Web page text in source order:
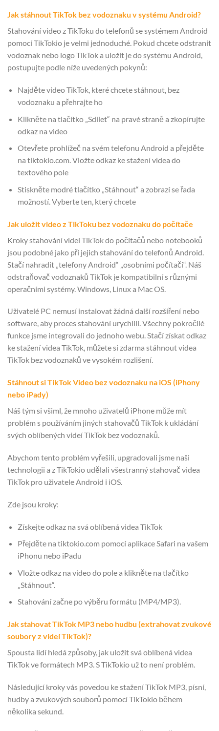
Jak stáhnout TikTok bez vodoznaku v systému Android?
Stahování video z TikToku do telefonů se systémem Android
pomocí TikTokio je velmi jednoduché. Pokud chcete odstranit
vodoznak nebo logo TikTok a uložit je do systému Android,
postupujte podle níže uvedených pokynů:
Najděte video TikTok, které chcete stáhnout, bez
vodoznaku a přehrajte ho
Klikněte na tlačítko „Sdílet“ na pravé straně a zkopírujte
odkaz na video
Otevřete prohlížeč na svém telefonu Android a přejděte
na tiktokio.com. Vložte odkaz ke stažení videa do
textového pole
Stiskněte modré tlačítko „Stáhnout“ a zobrazí se řada
možností. Vyberte ten, který chcete
Jak uložit video z TikToku bez vodoznaku do počítače
Kroky stahování videí TikTok do počítačů nebo notebooků
jsou podobné jako při jejich stahování do telefonů Android.
Stačí nahradit „telefony Android“ „osobními počítači“. Náš
odstraňovač vodoznaků TikTok je kompatibilní s různými
operačními systémy. Windows, Linux a Mac OS.
Uživatelé PC nemusí instalovat žádná další rozšíření nebo
software, aby proces stahování urychlili. Všechny pokročilé
funkce jsme integrovali do jednoho webu. Stačí získat odkaz
ke stažení videa TikTok, můžete si zdarma stáhnout videa
TikTok bez vodoznaků ve vysokém rozlišení.
Stáhnout si TikTok Video bez vodoznaku na iOS (iPhony
nebo iPady)
Náš tým si všiml, že mnoho uživatelů iPhone může mít
problém s používáním jiných stahovačů TikTok k ukládání
svých oblíbených videí TikTok bez vodoznaků.
Abychom tento problém vyřešili, upgradovali jsme naši
technologii a z TikTokio udělali všestranný stahovač videa
TikTok pro uživatele Android i iOS.
Zde jsou kroky:
Získejte odkaz na svá oblíbená videa TikTok
Přejděte na tiktokio.com pomocí aplikace Safari na vašem
iPhonu nebo iPadu
Vložte odkaz na video do pole a klikněte na tlačítko
„Stáhnout“.
Stahování začne po výběru formátu (MP4/MP3).
Jak stahovat TikTok MP3 nebo hudbu (extrahovat zvukové
soubory z videí TikTok)?
Spousta lidí hledá způsoby, jak uložit svá oblíbená videa
TikTok ve formátech MP3. S TikTokio už to není problém.
Následující kroky vás povedou ke stažení TikTok MP3, písní,
hudby a zvukových souborů pomocí TikTokio během
několika sekund.